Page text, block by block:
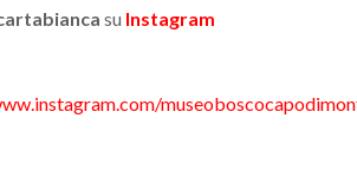
su Instagram